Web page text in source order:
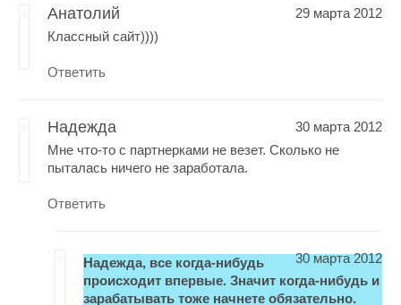
Анатолий
29 марта 2012
Классный сайт))))
Ответить
Надежда
30 марта 2012
Мне что-то с партнерками не везет. Сколько не
пыталась ничего не заработала.
Ответить
30 марта 2012
Надежда, все когда-нибудь
происходит впервые. Значит когда-нибудь и
зарабатывать тоже начнете обязательно.